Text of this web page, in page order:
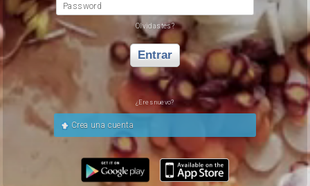
Password
Olvidastes?
Entrar
¿Eres nuevo?
Crea una cuenta